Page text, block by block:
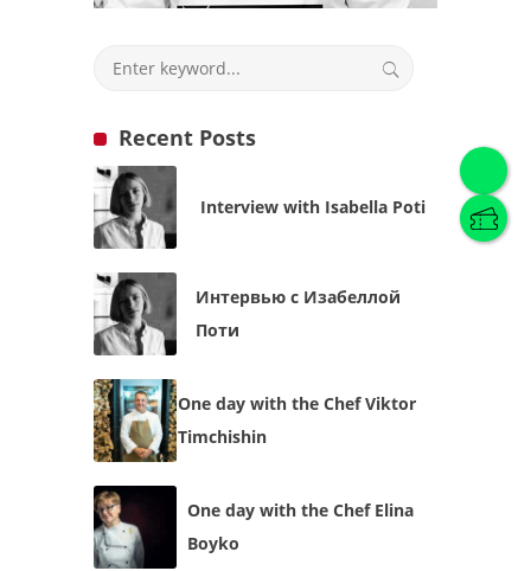
English
Українська
Recent Posts
Interview with Isabella Poti
Интервью с Изабеллой
Поти
One day with the Chef Viktor
Timchishin
One day with the Chef Elina
Boyko